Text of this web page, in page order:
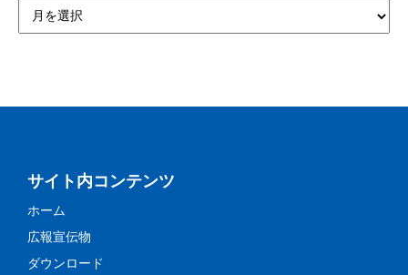
サイト内コンテンツ
ホーム
広報宣伝物
ダウンロード